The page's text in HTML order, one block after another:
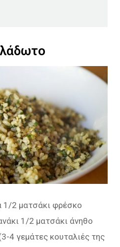
1/2 ματσάκι φρέσκο
1/2 ματσάκι άνηθο
4 γεμάτες κουταλιές της